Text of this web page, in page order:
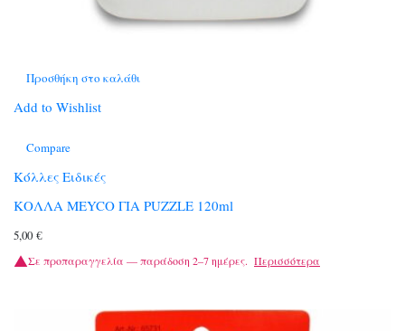
Προσθήκη στο καλάθι
Add to Wishlist
Compare
Κόλλες Ειδικές
ΚΟΛΛΑ MEYCO ΓΙΑ PUZZLE 120ml
5,00 €
Σε προπαραγγελία — παράδοση 2–7 ημέρες. Περισσότερα